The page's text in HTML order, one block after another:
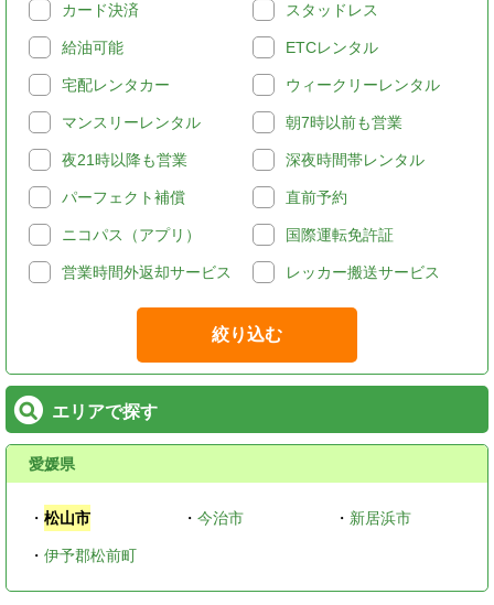
カード決済 スタッドレス
給油可能 ETCレンタル
宅配レンタカー ウィークリーレンタル
マンスリーレンタル 朝7時以前も営業
夜21時以降も営業 深夜時間帯レンタル
パーフェクト補償 直前予約
ニコパス（アプリ） 国際運転免許証
営業時間外返却サービス レッカー搬送サービス
絞り込む
エリアで探す
愛媛県
・ 松山市 ・ 今治市 ・ 新居浜市
・ 伊予郡松前町